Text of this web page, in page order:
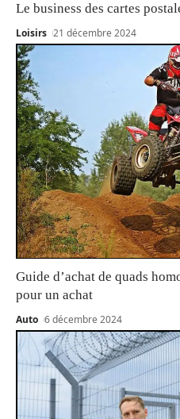
Le business des cartes
Loisirs 21 décembre 2024
Guide d’achat de quads
pour un achat
Auto 6 décembre 2024